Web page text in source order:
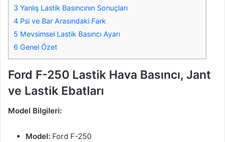
3 Yanlış Lastik Basıncının Sonuçları
4 Psi ve Bar Arasındaki Fark
5 Mevsimsel Lastik Basıncı Ayarı
6 Genel Özet
Ford F-250 Lastik Hava Basıncı, Jant
ve Lastik Ebatları
Model Bilgileri:
Model: Ford F-250